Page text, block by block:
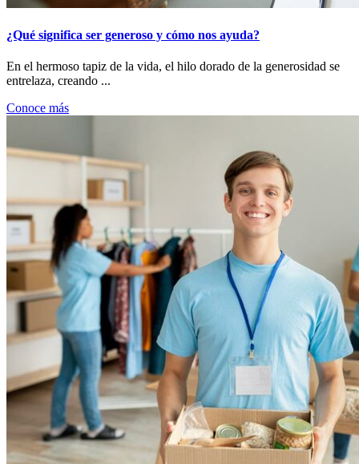
¿Qué significa ser generoso y cómo nos ayuda?
En el hermoso tapiz de la vida, el hilo dorado de la generosidad se
entrelaza, creando ...
Conoce más